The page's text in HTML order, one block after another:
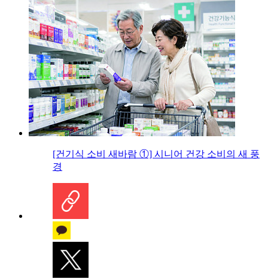
[건기식 소비 새바람 ①] 시니어 건강 소비의 새 풍
경